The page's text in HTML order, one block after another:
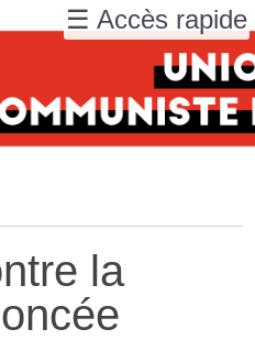
la
☰ Accès rapide